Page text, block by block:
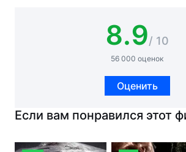
8.9/ 10
56 000 оценок
Оценить
Если вам понравился этот